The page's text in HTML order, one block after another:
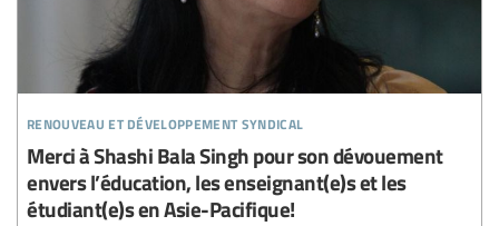
renouveau et développement syndical
Merci à Shashi Bala Singh pour son dévouement
envers l’éducation, les enseignant(e)s et les
étudiant(e)s en Asie-Pacifique!